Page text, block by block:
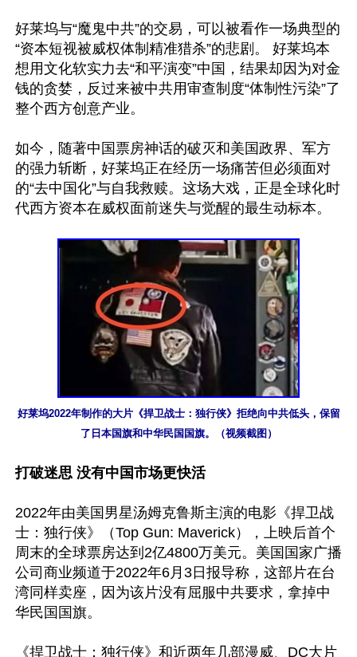
好莱坞与“魔鬼中共”的交易，可以被看作一场典型的
“资本短视被威权体制精准猎杀”的悲剧。 好莱坞本
想用文化软实力去“和平演变”中国，结果却因为对金
钱的贪婪，反过来被中共用审查制度“体制性污染”了
整个西方创意产业。
如今，随著中国票房神话的破灭和美国政界、军方
的强力斩断，好莱坞正在经历一场痛苦但必须面对
的“去中国化”与自我救赎。这场大戏，正是全球化时
代西方资本在威权面前迷失与觉醒的最生动标本。
好莱坞2022年制作的大片《捍卫战士：独行侠》拒绝向中共低头，保留
了日本国旗和中华民国国旗。（视频截图）
打破迷思 没有中国市场更快活
2022年由美国男星汤姆克鲁斯主演的电影《捍卫战
士：独行侠》（Top Gun: Maverick），上映后首个
周末的全球票房达到2亿4800万美元。美国国家广播
公司商业频道于2022年6月3日报导称，这部片在台
湾同样卖座，因为该片没有屈服中共要求，拿掉中
华民国国旗。
《捍卫战士：独行侠》和近两年几部漫威、DC大片